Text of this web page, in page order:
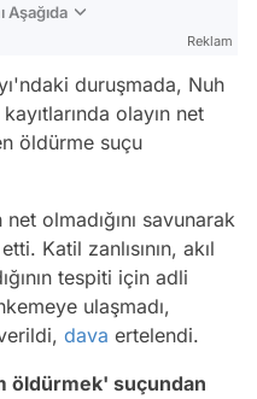
Aşağıda
Reklam
duruşmada, Nuh
kayıtlarında olayın net
öldürme suçu
olmadığını savunarak
Katil zanlısının, akıl
tespiti için adli
ulaşmadı,
dava ertelendi.
öldürmek' suçundan